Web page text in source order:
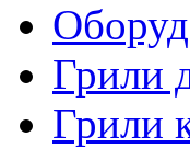
Грили
Грили